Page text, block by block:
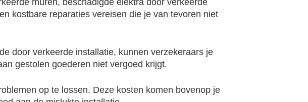
muren, beschadigde elektra door verkeerde
kostbare reparaties vereisen die je van tevoren niet
door verkeerde installatie, kunnen verzekeraars je
gestolen goederen niet vergoed krijgt.
op te lossen. Deze kosten komen bovenop je